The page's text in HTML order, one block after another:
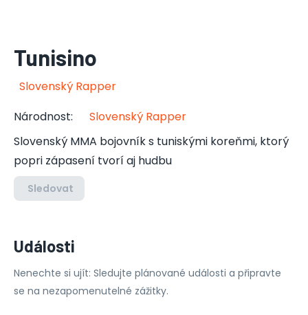
Tunisino
Slovenský Rapper
Národnost:
Slovenský Rapper
Slovenský MMA bojovník s tuniskými koreňmi, ktorý
popri zápasení tvorí aj hudbu
Sledovat
Události
Nenechte si ujít: Sledujte plánované události a připravte
se na nezapomenutelné zážitky.